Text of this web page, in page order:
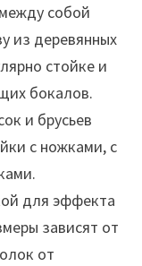
собой
из деревянных
стойке и
бокалов.
и брусьев
с ножками, с
для эффекта
зависят от
от